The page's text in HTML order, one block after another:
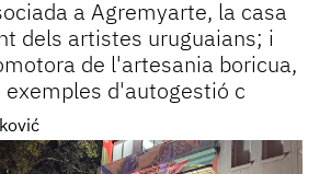
a Agremyarte, la casa
dels artistes uruguaians; i
de l'artesania boricua,
d'autogestió c